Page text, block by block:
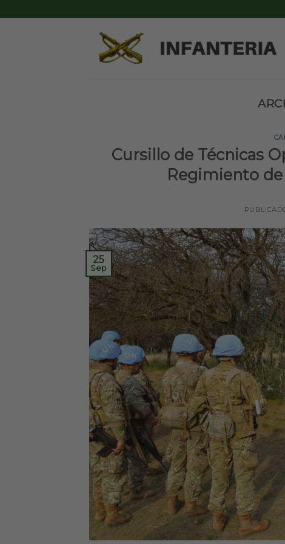
to
Cursillo de Técnicas
Regimiento de
25
Sep